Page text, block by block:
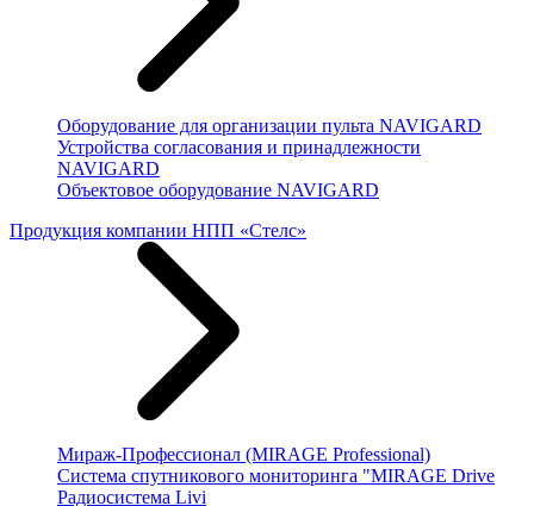
Оборудование для организации пульта NAVIGARD
Устройства согласования и принадлежности
NAVIGARD
Объектовое оборудование NAVIGARD
Продукция компании НПП «Стелс»
Мираж-Профессионал (MIRAGE Professional)
Система спутникового мониторинга "MIRAGE Drive
Радиосистема Livi